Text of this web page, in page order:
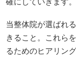
当整体院が選ばれ
きること。これら
るためのヒアリン